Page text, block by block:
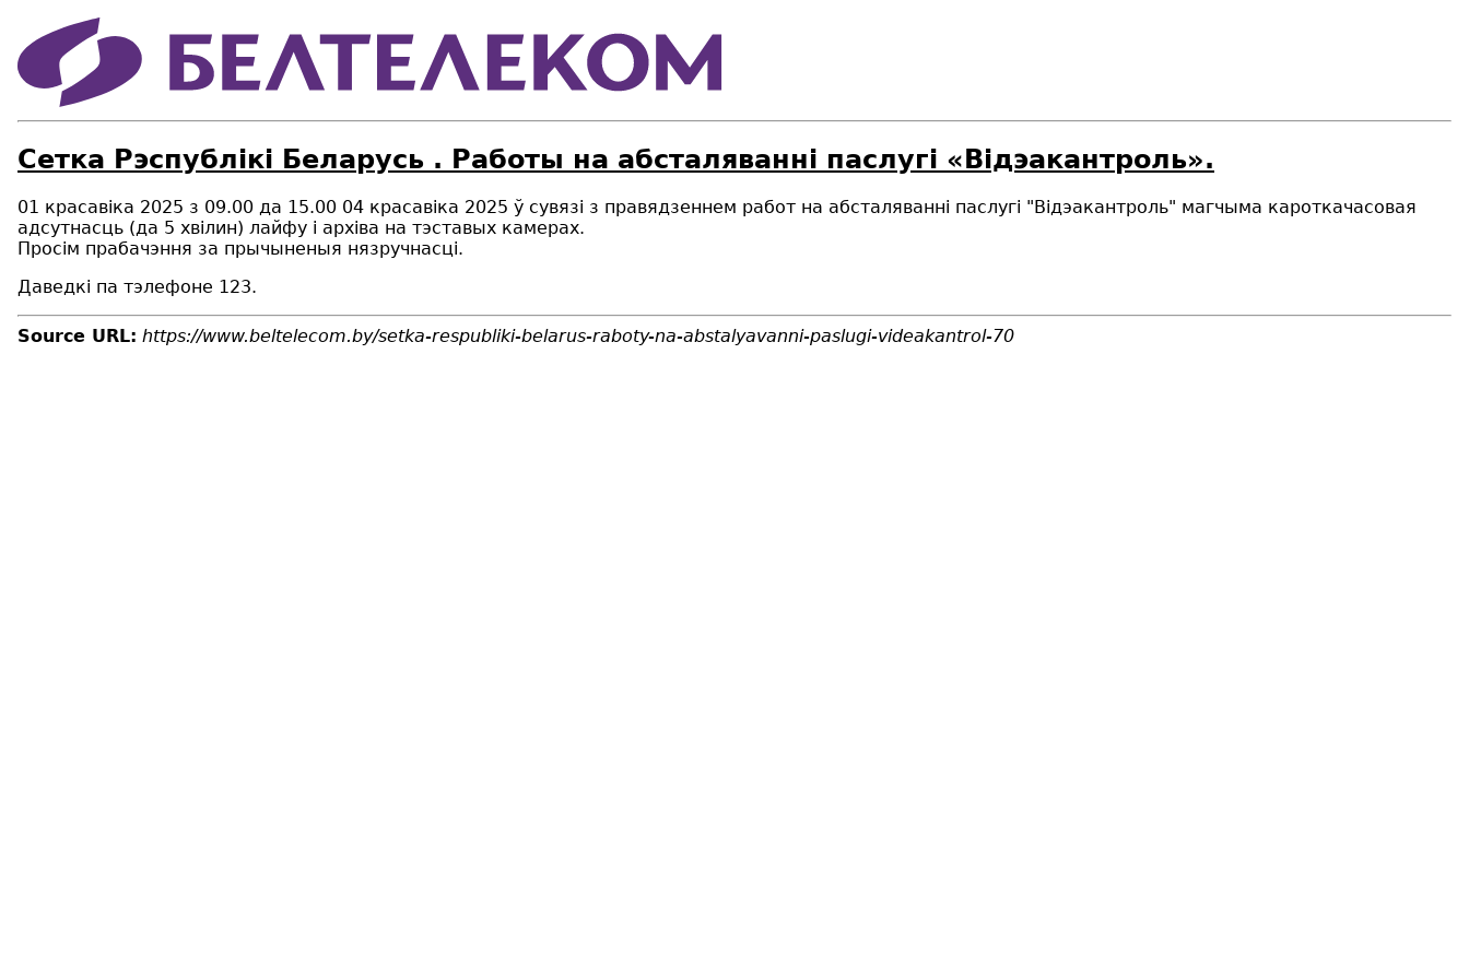
Сетка Рэспублiкi Беларусь . Работы на абсталяваннi паслугi «Вiдэакантроль».
01 красавiка 2025 з 09.00 да 15.00 04 красавiка 2025 ў сувязі з правядзеннем работ на абсталяванні паслугі "Відэакантроль" магчыма кароткачасовая
адсутнасць (да 5 хвiлин) лайфу і архіва на тэставых камерах.
Просім прабачэння за прычыненыя нязручнасці.
Даведкі па тэлефоне 123.
Source URL: https://www.beltelecom.by/setka-respubliki-belarus-raboty-na-abstalyavanni-paslugi-videakantrol-70